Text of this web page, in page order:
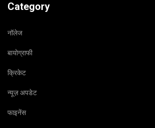
Category
नॉलेज
बायोग्राफी
क्रिकेट
न्यूज़ अपडेट
फाइनेंस